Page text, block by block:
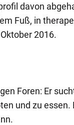
davon
Fuß, in
2016.
Foren: Er
und zu essen.